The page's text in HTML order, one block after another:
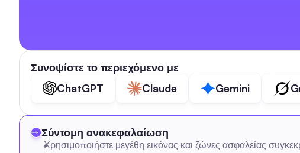
Συνοψίστε το περιεχόμενο με
ChatGPT
Claude Gemini
Σύντομη ανακεφαλαίωση
Χρησιμοποιήστε μεγέθη εικόνας και ζώνες ασφαλείας